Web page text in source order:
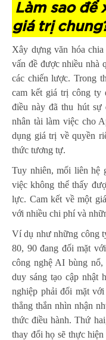
Làm sao để
giá trị
Xây dựng văn hóa
vấn đề được nhiều nhà
các chiến lược. Trong
cam kết giá trị công ty
điều này đã thu hút sự
nhân tài làm việc cho
dụng giá trị về quyền
thức tương tự.
Tuy nhiên, mối liên hệ
việc không thể thấy
lực. Cam kết về một
với nhiều chi phí và
Ví dụ như những công
80, 90 đang đối mặt
công nghệ AI bùng
duy sáng tạo cập nhật
nghiệp phải đối mặt
thẳng thắn nhìn nhận
thức điều hành. Thứ
thay đổi họ sẽ thực